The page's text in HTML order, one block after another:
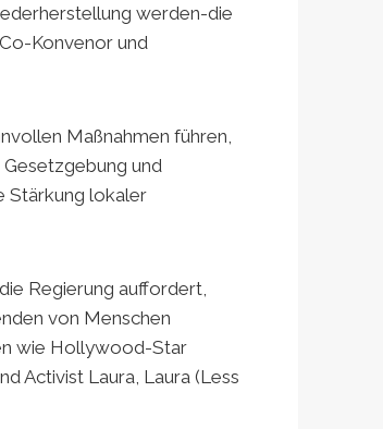
werden-die
Konvenor und
Maßnahmen führen,
und
Stärkung lokaler
Regierung auffordert,
von Menschen
wie Hollywood-Star
Activist Laura, Laura (Less